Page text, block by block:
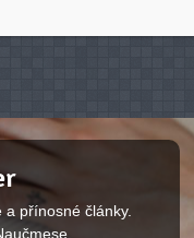
přínosné články.